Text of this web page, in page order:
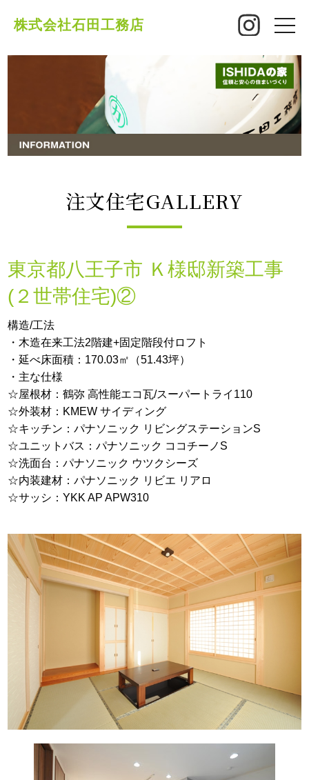
株式会社石田工務店
toggle
注文住宅GALLERY
東京都八王子市 Ｋ様邸新築工事
(２世帯住宅)②
構造/工法
・木造在来工法2階建+固定階段付ロフト
・延べ床面積：170.03㎡（51.43坪）
・主な仕様
☆屋根材：鶴弥 高性能エコ瓦/スーパートライ110
☆外装材：KMEW サイディング
☆キッチン：パナソニック リビングステーションS
☆ユニットバス：パナソニック ココチーノS
☆洗面台：パナソニック ウツクシーズ
☆内装建材：パナソニック リビエ リアロ
☆サッシ：YKK AP APW310